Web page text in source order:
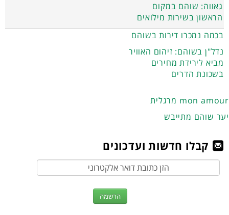
גאווה: שוהם במקום
הראשון בשירות מילואים
בכמה נמכרו דירות בשוהם
נדל"ן בשוהם: זיהום האוויר
מביא לירידת מחירים
בשכונת הדרים
מרגלית mon amour
יער שוהם מתייבש
קבלו חדשות ועדכונים